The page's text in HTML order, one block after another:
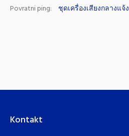
Povratni ping:
ชุดเครื่องเสียงกลางแจ้ง
Kontakt